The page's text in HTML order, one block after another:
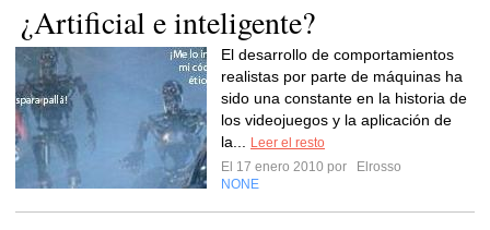
¿Artificial e inteligente?
El desarrollo de comportamientos
realistas por parte de máquinas ha
sido una constante en la historia de
los videojuegos y la aplicación de
la...
Leer el resto
El 17 enero 2010 por
Elrosso
NONE